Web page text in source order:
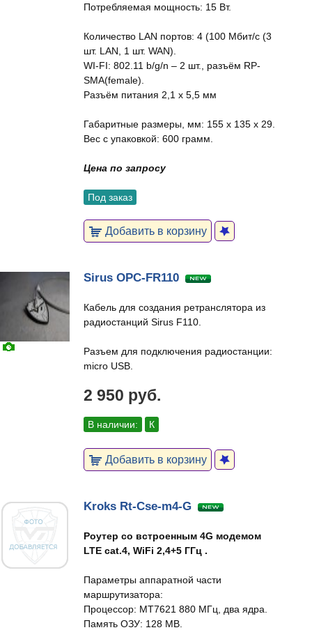
Потребляемая мощность: 15 Вт.
Количество LAN портов: 4 (100 Мбит/с (3
шт. LAN, 1 шт. WAN).
WI-FI: 802.11 b/g/n – 2 шт., разъём RP-
SMA(female).
Разъём питания 2,1 х 5,5 мм
Габаритные размеры, мм: 155 x 135 x 29.
Вес с упаковкой: 600 грамм.
Цена по запросу
Под заказ
Добавить в корзину
Sirus OPC-FR110
Кабель для создания ретранслятора из
радиостанций Sirus F110.
Разъем для подключения радиостанции:
micro USB.
2 950 руб.
В наличии: К
Добавить в корзину
Kroks Rt-Cse-m4-G
Роутер со встроенным 4G модемом
LTE cat.4, WiFi 2,4+5 ГГц .
Параметры аппаратной части
маршрутизатора:
Процессор: MT7621 880 МГц, два ядра.
Память ОЗУ: 128 MB.